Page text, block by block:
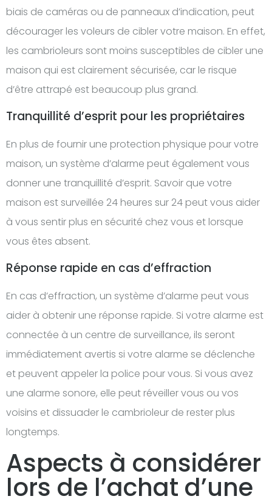
biais de caméras ou de panneaux d’indication, peut
décourager les voleurs de cibler votre maison. En effet,
les cambrioleurs sont moins susceptibles de cibler une
maison qui est clairement sécurisée, car le risque
d’être attrapé est beaucoup plus grand.
Tranquillité d’esprit pour les propriétaires
En plus de fournir une protection physique pour votre
maison, un système d’alarme peut également vous
donner une tranquillité d’esprit. Savoir que votre
maison est surveillée 24 heures sur 24 peut vous aider
à vous sentir plus en sécurité chez vous et lorsque
vous êtes absent.
Réponse rapide en cas d’effraction
En cas d’effraction, un système d’alarme peut vous
aider à obtenir une réponse rapide. Si votre alarme est
connectée à un centre de surveillance, ils seront
immédiatement avertis si votre alarme se déclenche
et peuvent appeler la police pour vous. Si vous avez
une alarme sonore, elle peut réveiller vous ou vos
voisins et dissuader le cambrioleur de rester plus
longtemps.
Aspects à considérer
lors de l’achat d’une